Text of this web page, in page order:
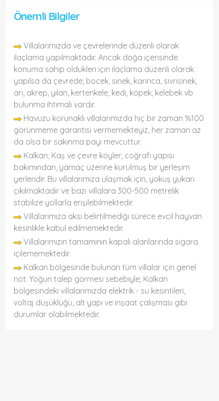
Önemli Bilgiler
Villalarımızda ve çevrelerinde düzenli olarak
ilaçlama yapılmaktadır. Ancak doğa içerisinde
konuma sahip olduklerı için ilaçlama düzenli olarak
yapılsa da çevrede; böcek, sinek, karınca, sivrisinek,
arı, akrep, yılan, kertenkele, kedi, köpek, kelebek vb
bulunma ihtimali vardır.
Havuzu korunaklı villalarımızda hiç bir zaman %100
görünmeme garantisi vermemekteyiz, her zaman az
da olsa bir sakınma payı mevcuttur.
Kalkan, Kaş ve çevre köyler; coğrafi yapısı
bakımından, yamaç üzerine kurulmuş bir yerleşim
yerleridir. Bu villalarımıza ulaşmak için, yokuş yukarı
çıkılmaktadır ve bazı villalara 300-500 metrelik
stabilize yollarla erişilebilmektedir.
Villalarımıza aksi belirtilmediği sürece evcil hayvan
kesinlikle kabul edilmemektedir.
Villalarımızın tamamının kapalı alanlarında sigara
içilememektedir.
Kalkan bölgesinde bulunan tüm villalar için genel
not: Yoğun talep görmesi sebebiyle; Kalkan
bölgesindeki villalarımızda elektrik - su kesintileri,
voltaj düşüklüğü, alt yapı ve inşaat çalışması gibi
durumlar olabilmektedir.